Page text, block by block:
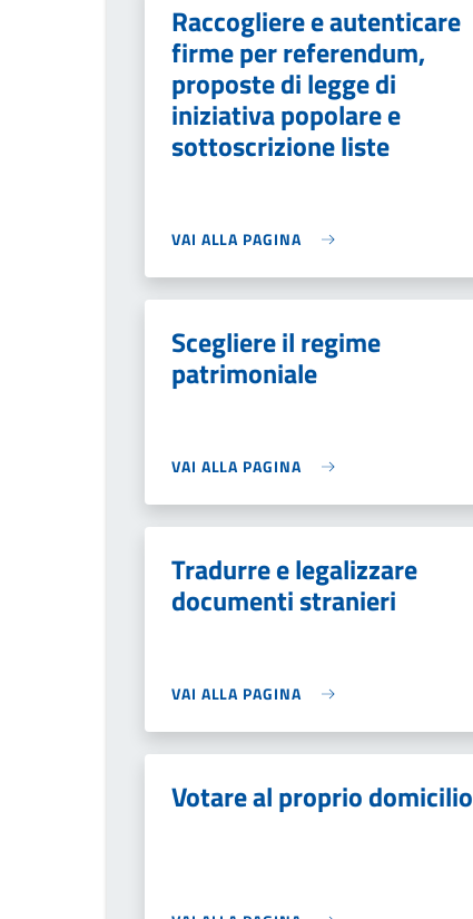
Raccogliere e autenticare
firme per referendum,
proposte di legge di
iniziativa popolare e
sottoscrizione liste
VAI ALLA PAGINA
Scegliere il regime
patrimoniale
VAI ALLA PAGINA
Tradurre e legalizzare
documenti stranieri
VAI ALLA PAGINA
Votare al proprio domicilio